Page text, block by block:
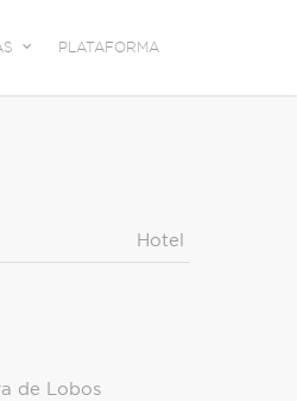
PLATAFORMA
Hotel
de Lobos